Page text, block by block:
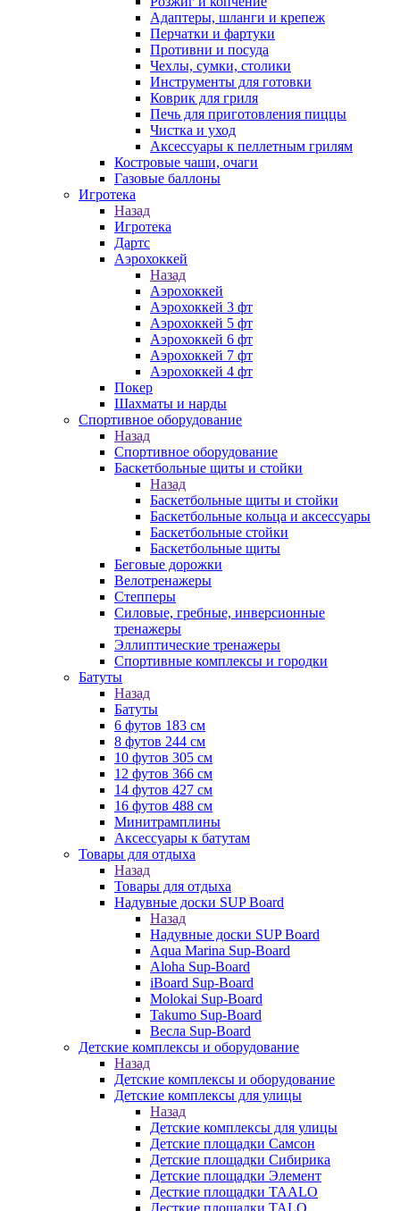
Адаптеры, шланги и крепеж
Перчатки и фартуки
Противни и посуда
Чехлы, сумки, столики
Инструменты для готовки
Коврик для гриля
Печь для приготовления пиццы
Чистка и уход
Аксессуары к пеллетным грилям
Костровые чаши, очаги
Газовые баллоны
Игротека
Назад
Игротека
Дартс
Аэрохоккей
Назад
Аэрохоккей
Аэрохоккей 3 фт
Аэрохоккей 5 фт
Аэрохоккей 6 фт
Аэрохоккей 7 фт
Аэрохоккей 4 фт
Покер
Шахматы и нарды
Спортивное оборудование
Назад
Спортивное оборудование
Баскетбольные щиты и стойки
Назад
Баскетбольные щиты и стойки
Баскетбольные кольца и аксессуары
Баскетбольные стойки
Баскетбольные щиты
Беговые дорожки
Велотренажеры
Степперы
Силовые, гребные, инверсионные
тренажеры
Эллиптические тренажеры
Спортивные комплексы и городки
Батуты
Назад
Батуты
6 футов 183 см
8 футов 244 см
10 футов 305 см
12 футов 366 см
14 футов 427 см
16 футов 488 см
Минитрамплины
Аксессуары к батутам
Товары для отдыха
Назад
Товары для отдыха
Надувные доски SUP Board
Назад
Надувные доски SUP Board
Aqua Marina Sup-Board
Aloha Sup-Board
iBoard Sup-Board
Molokai Sup-Board
Takumo Sup-Board
Весла Sup-Board
Детские комплексы и оборудование
Назад
Детские комплексы и оборудование
Детские комплексы для улицы
Назад
Детские комплексы для улицы
Детские площадки Самсон
Детские площадки Сибирика
Детские площадки Элемент
Десткие площадки TAALO
Десткие площадки TALO